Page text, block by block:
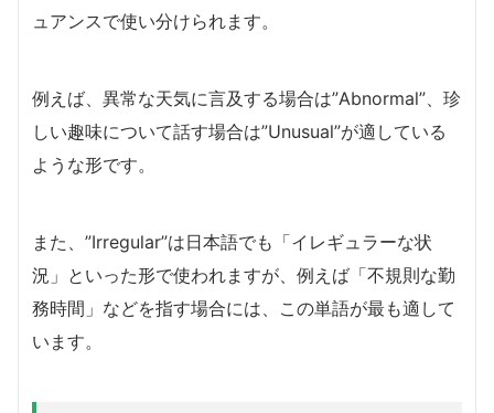
ュアンスで使い分けられます。
例えば、異常な天気に言及する場合は”Abnormal”、珍
しい趣味について話す場合は”Unusual”が適している
ような形です。
また、”Irregular”は日本語でも「イレギュラーな状
況」といった形で使われますが、例えば「不規則な勤
務時間」などを指す場合には、この単語が最も適して
います。